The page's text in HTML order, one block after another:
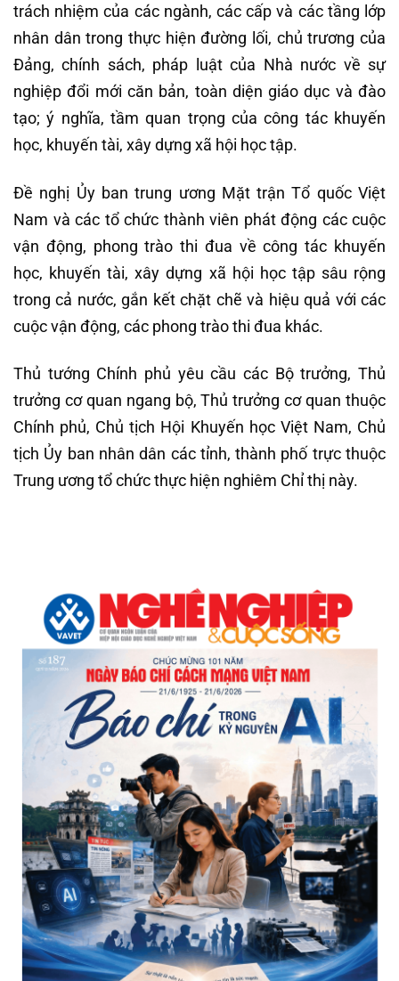
trách nhiệm của các ngành, các cấp và các tầng lớp
nhân dân trong thực hiện đường lối, chủ trương của
Đảng, chính sách, pháp luật của Nhà nước về sự
nghiệp đổi mới căn bản, toàn diện giáo dục và đào
tạo; ý nghĩa, tầm quan trọng của công tác khuyến
học, khuyến tài, xây dựng xã hội học tập.
Đề nghị Ủy ban trung ương Mặt trận Tổ quốc Việt
Nam và các tổ chức thành viên phát động các cuộc
vận động, phong trào thi đua về công tác khuyến
học, khuyến tài, xây dựng xã hội học tập sâu rộng
trong cả nước, gắn kết chặt chẽ và hiệu quả với các
cuộc vận động, các phong trào thi đua khác.
Thủ tướng Chính phủ yêu cầu các Bộ trưởng, Thủ
trưởng cơ quan ngang bộ, Thủ trưởng cơ quan thuộc
Chính phủ, Chủ tịch Hội Khuyến học Việt Nam, Chủ
tịch Ủy ban nhân dân các tỉnh, thành phố trực thuộc
Trung ương tổ chức thực hiện nghiêm Chỉ thị này.